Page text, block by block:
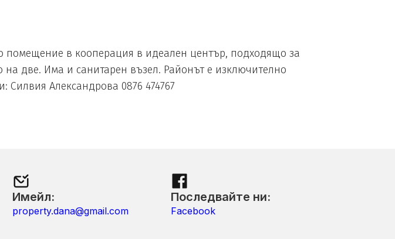
в кооперация в идеален център, подходящо за
две. Има и санитарен възел. Районът е изключително
Александрова 0876 474767
Имейл:
property.dana@gmail.com
Последвайте ни:
Facebook